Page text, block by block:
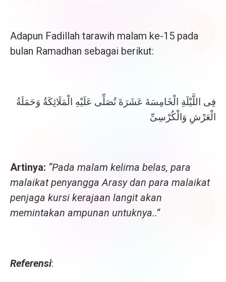
Adapun Fadillah tarawih malam ke-15 pada
bulan Ramadhan sebagai berikut:
فِى اللَّيْلَةِ الْخَامِسَةَ عَشَرَةَ تُصَلِّى عَلَيْهِ الْمَلَائِكَةُ وَحَمَلَةُ
الْعَرْشِ وَالْكُرْسِىِّ
Artinya: “Pada malam kelima belas, para
malaikat penyangga Arasy dan para malaikat
penjaga kursi kerajaan langit akan
memintakan ampunan untuknya..”
Referensi: